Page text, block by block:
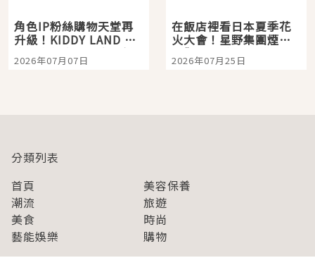
角色IP粉絲購物天堂再
升級！KIDDY LAND 原
宿店吉伊卡哇迎客，新
開幕 OMOKADO 店3分
2026年07月07日
在飯店裡看日本夏季花
火大會！星野集團煙火
景觀飯店6選，讓你不用
人擠人悠閒欣賞
2026年07月25日
分類列表
首頁
美容保養
潮流
旅遊
美食
時尚
藝能娛樂
購物